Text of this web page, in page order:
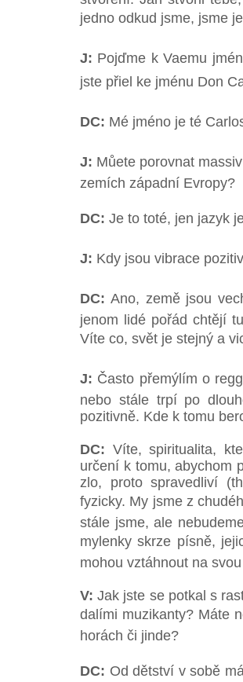
jedno odkud jsme, jsme
J: Pojďme k Vaemu
jste přiel ke jménu Don
DC: Mé jméno je té
J: Můete porovnat
zemích západní Evropy?
DC: Je to toté, jen jazyk
J: Kdy jsou vibrace
DC: Ano, země jsou
jenom lidé pořád chtějí
Víte co, svět je stejný a
J: Často přemýlím o
nebo stále trpí po
pozitivně. Kde k tomu
DC: Víte, spiritualita,
určení k tomu, abychom
zlo, proto spravedliví
fyzicky. My jsme z
stále jsme, ale
mylenky skrze písně,
mohou vztáhnout na
V: Jak jste se potkal s
dalími muzikanty? Máte
horách či jinde?
DC: Od dětství v sobě